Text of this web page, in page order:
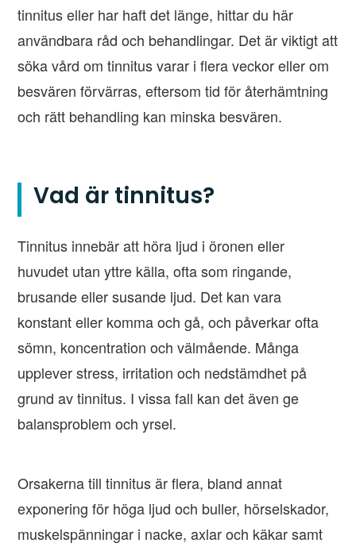
tinnitus eller har haft det länge, hittar du här
användbara råd och behandlingar. Det är viktigt att
söka vård om tinnitus varar i flera veckor eller om
besvären förvärras, eftersom tid för återhämtning
och rätt behandling kan minska besvären.
Vad är tinnitus?
Tinnitus innebär att höra ljud i öronen eller
huvudet utan yttre källa, ofta som ringande,
brusande eller susande ljud. Det kan vara
konstant eller komma och gå, och påverkar ofta
sömn, koncentration och välmående. Många
upplever stress, irritation och nedstämdhet på
grund av tinnitus. I vissa fall kan det även ge
balansproblem och yrsel.
Orsakerna till tinnitus är flera, bland annat
exponering för höga ljud och buller, hörselskador,
muskelspänningar i nacke, axlar och käkar samt